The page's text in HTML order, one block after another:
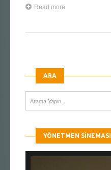
Read more
ARA
YÖNETMEN SINEMASI